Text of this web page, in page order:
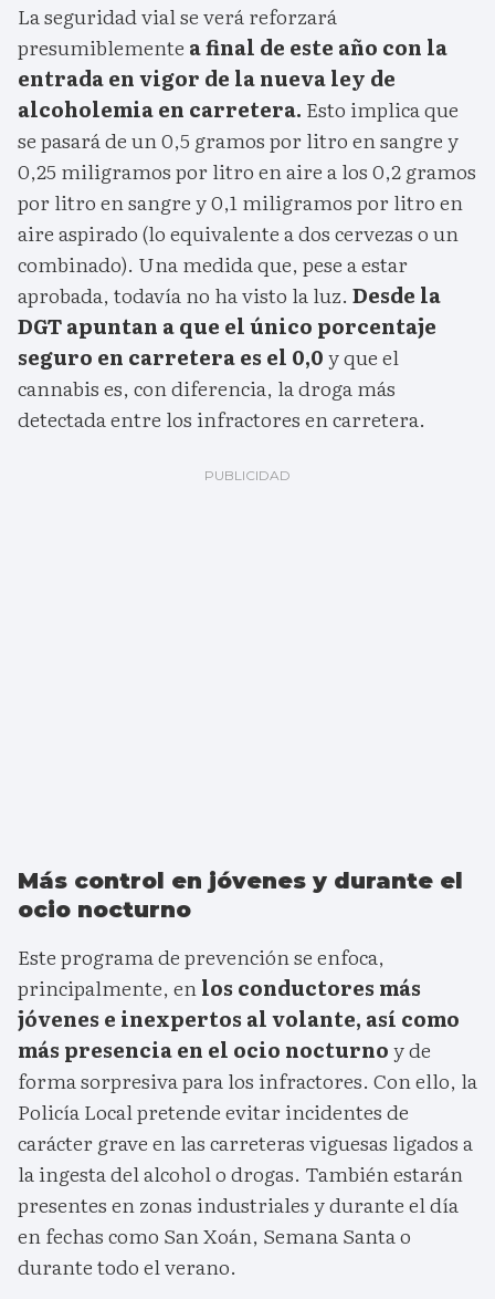
La seguridad vial se verá reforzará
presumiblemente a final de este año con la
entrada en vigor de la nueva ley de
alcoholemia en carretera. Esto implica que
se pasará de un 0,5 gramos por litro en sangre y
0,25 miligramos por litro en aire a los 0,2 gramos
por litro en sangre y 0,1 miligramos por litro en
aire aspirado (lo equivalente a dos cervezas o un
combinado). Una medida que, pese a estar
aprobada, todavía no ha visto la luz. Desde la
DGT apuntan a que el único porcentaje
seguro en carretera es el 0,0y que el
cannabis es, con diferencia, la droga más
detectada entre los infractores en carretera.
Más control en jóvenes y durante el
ocio nocturno
Este programa de prevención se enfoca,
principalmente, enlos conductores más
jóvenes e inexpertos al volante, así como
más presencia en el ocio nocturnoy de
forma sorpresiva para los infractores. Con ello, la
Policía Local pretende evitar incidentes de
carácter grave en las carreteras viguesas ligados a
la ingesta del alcohol o drogas. También estarán
presentes en zonas industriales y durante el día
en fechas como San Xoán, Semana Santa o
durante todo el verano.